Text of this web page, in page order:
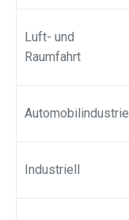
Luft- und
Raumfahrt
Automobilindustrie
Industriell